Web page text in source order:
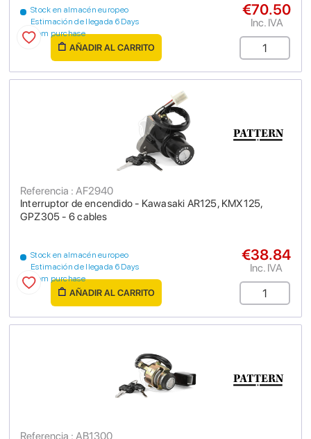
Stock en almacén europeo
Estimación de llegada 6 Days
from purchase
€70.50
Inc. IVA
AÑADIR AL CARRITO
Interruptor de encendido - Kawasaki AR125, KMX125,
GPZ305 - 6 cables
Referencia : AF2940
Stock en almacén europeo
Estimación de llegada 6 Days
from purchase
€38.84
Inc. IVA
AÑADIR AL CARRITO
Referencia : AB1300